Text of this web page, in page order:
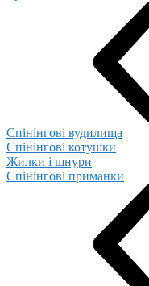
Спінінгові вудилища
Спінінгові котушки
Жилки і шнури
Спінінгові приманки